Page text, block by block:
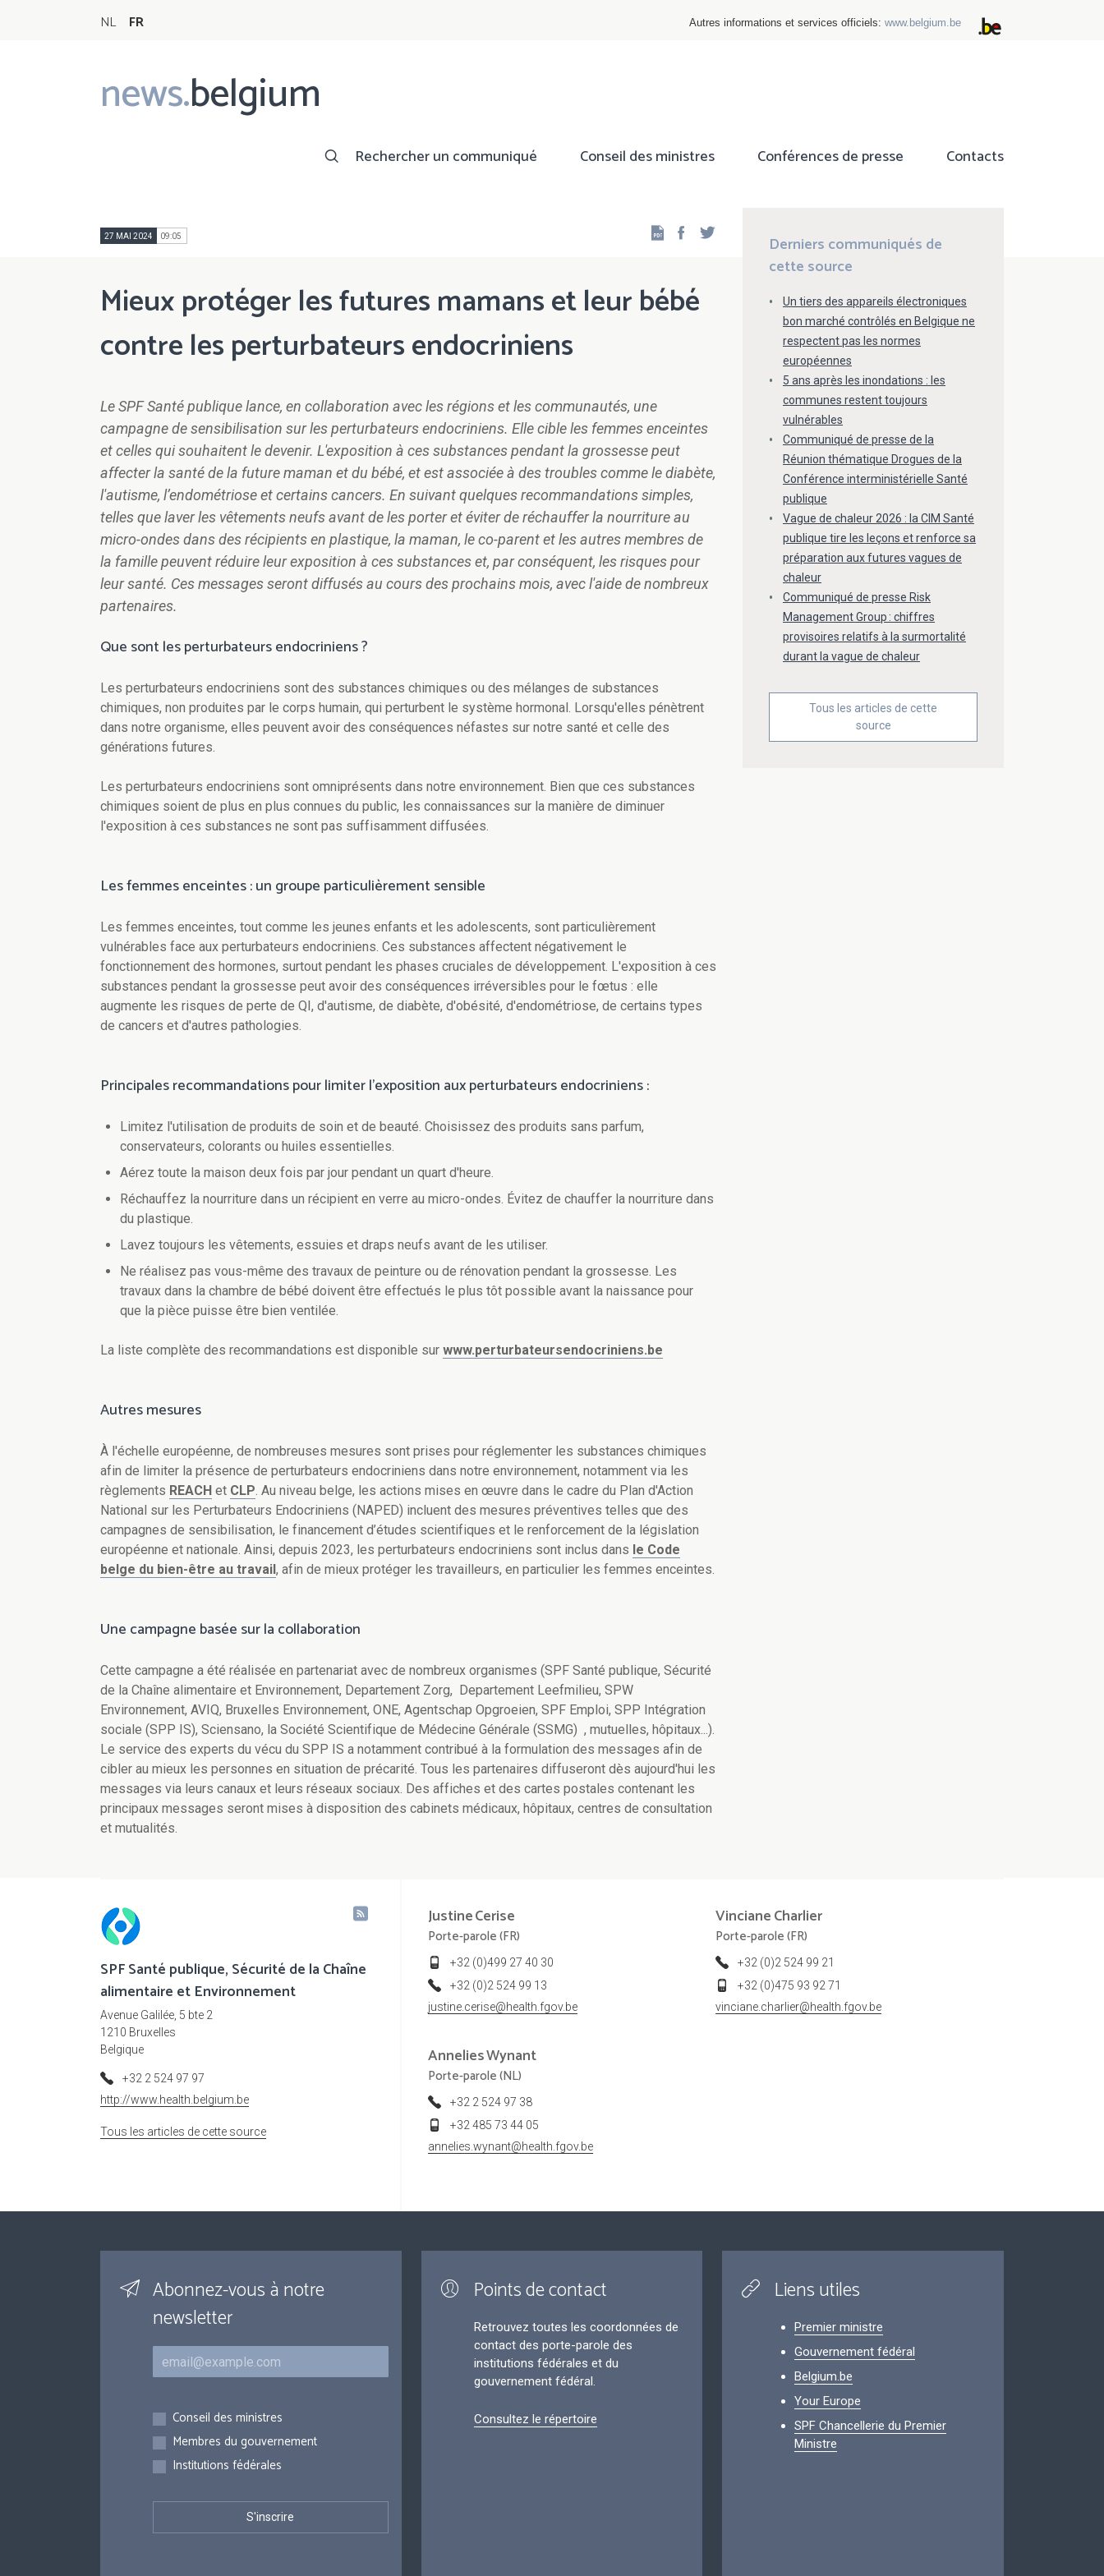
NL FR Autres informations et services officiels: www.belgium.be
news.belgium
Main
navigation
Rechercher un communiqué Conseil des ministres Conférences de presse Contacts
27 MAI 2024 09:05 Facebook
Mieux protéger les futures mamans et leur bébé
contre les perturbateurs endocriniens
Le SPF Santé publique lance, en collaboration avec les régions et les communautés, une
campagne de sensibilisation sur les perturbateurs endocriniens. Elle cible les femmes enceintes
et celles qui souhaitent le devenir. L'exposition à ces substances pendant la grossesse peut
affecter la santé de la future maman et du bébé, et est associée à des troubles comme le diabète,
l'autisme, l’endométriose et certains cancers. En suivant quelques recommandations simples,
telles que laver les vêtements neufs avant de les porter et éviter de réchauffer la nourriture au
micro-ondes dans des récipients en plastique, la maman, le co-parent et les autres membres de
la famille peuvent réduire leur exposition à ces substances et, par conséquent, les risques pour
leur santé. Ces messages seront diffusés au cours des prochains mois, avec l'aide de nombreux
partenaires.
Que sont les perturbateurs endocriniens ?
Les perturbateurs endocriniens sont des substances chimiques ou des mélanges de substances
chimiques, non produites par le corps humain, qui perturbent le système hormonal. Lorsqu'elles pénètrent
dans notre organisme, elles peuvent avoir des conséquences néfastes sur notre santé et celle des
générations futures.
Les perturbateurs endocriniens sont omniprésents dans notre environnement. Bien que ces substances
chimiques soient de plus en plus connues du public, les connaissances sur la manière de diminuer
l'exposition à ces substances ne sont pas suffisamment diffusées.
Les femmes enceintes : un groupe particulièrement sensible
Les femmes enceintes, tout comme les jeunes enfants et les adolescents, sont particulièrement
vulnérables face aux perturbateurs endocriniens. Ces substances affectent négativement le
fonctionnement des hormones, surtout pendant les phases cruciales de développement. L'exposition à ces
substances pendant la grossesse peut avoir des conséquences irréversibles pour le fœtus : elle
augmente les risques de perte de QI, d'autisme, de diabète, d'obésité, d'endométriose, de certains types
de cancers et d'autres pathologies.
Principales recommandations pour limiter l'exposition aux perturbateurs endocriniens :
Limitez l'utilisation de produits de soin et de beauté. Choisissez des produits sans parfum,
conservateurs, colorants ou huiles essentielles.
Aérez toute la maison deux fois par jour pendant un quart d'heure.
Réchauffez la nourriture dans un récipient en verre au micro-ondes. Évitez de chauffer la nourriture dans
du plastique.
Lavez toujours les vêtements, essuies et draps neufs avant de les utiliser.
Ne réalisez pas vous-même des travaux de peinture ou de rénovation pendant la grossesse. Les
travaux dans la chambre de bébé doivent être effectués le plus tôt possible avant la naissance pour
que la pièce puisse être bien ventilée.
La liste complète des recommandations est disponible sur www.perturbateursendocriniens.be
Autres mesures
À l'échelle européenne, de nombreuses mesures sont prises pour réglementer les substances chimiques
afin de limiter la présence de perturbateurs endocriniens dans notre environnement, notamment via les
règlements REACH et CLP. Au niveau belge, les actions mises en œuvre dans le cadre du Plan d'Action
National sur les Perturbateurs Endocriniens (NAPED) incluent des mesures préventives telles que des
campagnes de sensibilisation, le financement d’études scientifiques et le renforcement de la législation
européenne et nationale. Ainsi, depuis 2023, les perturbateurs endocriniens sont inclus dans le Code
belge du bien-être au travail , afin de mieux protéger les travailleurs, en particulier les femmes enceintes.
Une campagne basée sur la collaboration
Cette campagne a été réalisée en partenariat avec de nombreux organismes (SPF Santé publique, Sécurité
de la Chaîne alimentaire et Environnement, Departement Zorg, Departement Leefmilieu, SPW
Environnement, AVIQ, Bruxelles Environnement, ONE, Agentschap Opgroeien, SPF Emploi, SPP Intégration
sociale (SPP IS), Sciensano, la Société Scientifique de Médecine Générale (SSMG) , mutuelles, hôpitaux...).
Le service des experts du vécu du SPP IS a notamment contribué à la formulation des messages afin de
cibler au mieux les personnes en situation de précarité. Tous les partenaires diffuseront dès aujourd'hui les
messages via leurs canaux et leurs réseaux sociaux. Des affiches et des cartes postales contenant les
principaux messages seront mises à disposition des cabinets médicaux, hôpitaux, centres de consultation
et mutualités.
Derniers communiqués de
cette source
Un tiers des appareils électroniques
bon marché contrôlés en Belgique ne
respectent pas les normes
européennes
5 ans après les inondations : les
communes restent toujours
vulnérables
Communiqué de presse de la
Réunion thématique Drogues de la
Conférence interministérielle Santé
publique
Vague de chaleur 2026 : la CIM Santé
publique tire les leçons et renforce sa
préparation aux futures vagues de
chaleur
Communiqué de presse Risk
Management Group : chiffres
provisoires relatifs à la surmortalité
durant la vague de chaleur
Tous les articles de cette
source
SPF Santé publique, Sécurité de la Chaîne
alimentaire et Environnement
Avenue Galilée, 5 bte 2
1210 Bruxelles
Belgique
+32 2 524 97 97
http://www.health.belgium.be
Tous les articles de cette source
JustineCerise
Porte-parole (FR)
+32 (0)499 27 40 30
+32 (0)2 524 99 13
justine.cerise@health.fgov.be
VincianeCharlier
Porte-parole (FR)
+32 (0)2 524 99 21
+32 (0)475 93 92 71
vinciane.charlier@health.fgov.be
AnneliesWynant
Porte-parole (NL)
+32 2 524 97 38
+32 485 73 44 05
annelies.wynant@health.fgov.be
Abonnez-vous à notre
newsletter
Courriel
Inscriptions
Conseil des ministres
Membres du gouvernement
Institutions fédérales
Points de contact
Retrouvez toutes les coordonnées de
contact des porte-parole des
institutions fédérales et du
gouvernement fédéral.
Consultez le répertoire
Liens utiles
Premier ministre
Gouvernement fédéral
Belgium.be
Your Europe
SPF Chancellerie du Premier
Ministre